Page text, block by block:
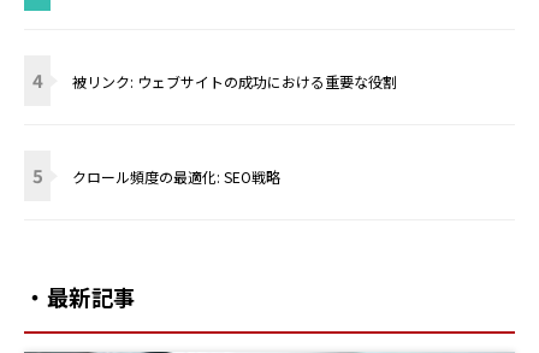
4 被リンク: ウェブサイトの成功における重要な役割
5 クロール頻度の最適化: SEO戦略
・最新記事